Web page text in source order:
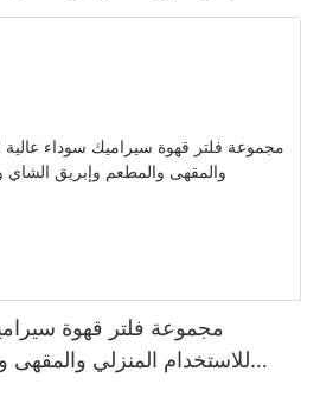
وشرائح اللحم
مجموعة فلتر قهوة
للاستخدام المنزلي